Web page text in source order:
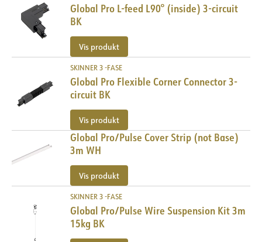
Global Pro L-feed L90° (inside) 3-circuit
BK
Vis produkt
SKINNER 3 -FASE
Global Pro Flexible Corner Connector 3-
circuit BK
Vis produkt
Global Pro/Pulse Cover Strip (not Base)
3m WH
Vis produkt
SKINNER 3 -FASE
Global Pro/Pulse Wire Suspension Kit 3m
15kg BK